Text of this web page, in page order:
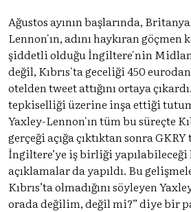
Ağustos ayının başlarında,
Lennon'ın, adını haykıran göçmen
şiddetli olduğu İngiltere'nin
değil, Kıbrıs'ta geceliği 450
otelden tweet attığını ortaya
tepkiselliği üzerine inşa ettiği
Yaxley-Lennon'ın tüm bu süreçte
gerçeği açığa çıktıktan sonra
İngiltere’ye iş birliği yapılabileceği
açıklamalar da yapıldı. Bu
Kıbrıs’ta olmadığını söyleyen
orada değilim, değil mi?” diye bir